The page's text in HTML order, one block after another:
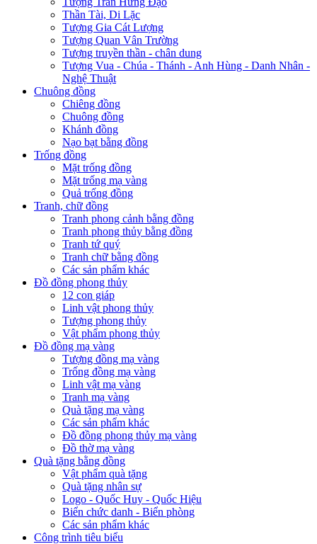
Thần Tài, Di Lặc
Tượng Gia Cát Lượng
Tượng Quan Vân Trường
Tượng truyền thần - chân dung
Tượng Vua - Chúa - Thánh - Anh Hùng - Danh Nhân -
Nghệ Thuật
Chuông đồng
Chiêng đồng
Chuông đồng
Khánh đồng
Nạo bạt bằng đồng
Trống đồng
Mặt trống đồng
Mặt trống mạ vàng
Quả trống đồng
Tranh, chữ đồng
Tranh phong cảnh bằng đồng
Tranh phong thủy bằng đồng
Tranh tứ quý
Tranh chữ bằng đồng
Các sản phẩm khác
Đồ đồng phong thủy
12 con giáp
Linh vật phong thủy
Tượng phong thủy
Vật phẩm phong thủy
Đồ đồng mạ vàng
Tượng đồng mạ vàng
Trống đồng mạ vàng
Linh vật mạ vàng
Tranh mạ vàng
Quà tặng mạ vàng
Các sản phẩm khác
Đồ đồng phong thủy mạ vàng
Đồ thờ mạ vàng
Quà tặng bằng đồng
Vật phẩm quà tặng
Quà tặng nhân sự
Logo - Quốc Huy - Quốc Hiệu
Biển chức danh - Biển phòng
Các sản phẩm khác
Công trình tiêu biểu